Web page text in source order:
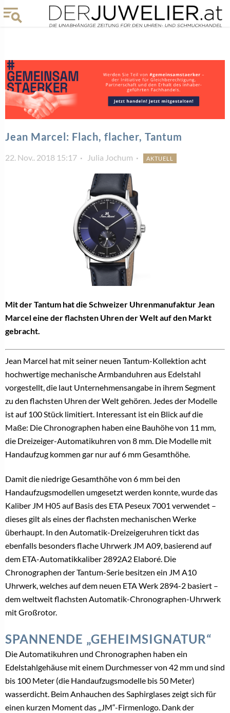
Jean Marcel: Flach, flacher, Tantum
22. Nov.. 2018 15:17 Julia Jochum AKTUELL
Mit der Tantum hat die Schweizer Uhrenmanufaktur Jean
Marcel eine der flachsten Uhren der Welt auf den Markt
gebracht.
Jean Marcel hat mit seiner neuen Tantum-Kollektion acht
hochwertige mechanische Armbanduhren aus Edelstahl
vorgestellt, die laut Unternehmensangabe in ihrem Segment
zu den flachsten Uhren der Welt gehören. Jedes der Modelle
ist auf 100 Stück limitiert. Interessant ist ein Blick auf die
Maße: Die Chronographen haben eine Bauhöhe von 11 mm,
die Dreizeiger-Automatikuhren von 8 mm. Die Modelle mit
Handaufzug kommen gar nur auf 6 mm Gesamthöhe.
Damit die niedrige Gesamthöhe von 6 mm bei den
Handaufzugsmodellen umgesetzt werden konnte, wurde das
Kaliber JM H05 auf Basis des ETA Peseux 7001 verwendet –
dieses gilt als eines der flachsten mechanischen Werke
überhaupt. In den Automatik-Dreizeigeruhren tickt das
ebenfalls besonders flache Uhrwerk JM A09, basierend auf
dem ETA-Automatikkaliber 2892A2 Elaboré. Die
Chronographen der Tantum-Serie besitzen ein JM A10
Uhrwerk, welches auf dem neuen ETA Werk 2894-2 basiert –
dem weltweit flachsten Automatik-Chronographen-Uhrwerk
mit Großrotor.
SPANNENDE „GEHEIMSIGNATUR“
Die Automatikuhren und Chronographen haben ein
Edelstahlgehäuse mit einem Durchmesser von 42 mm und sind
bis 100 Meter (die Handaufzugsmodelle bis 50 Meter)
wasserdicht. Beim Anhauchen des Saphirglases zeigt sich für
einen kurzen Moment das „JM“-Firmenlogo. Dank der